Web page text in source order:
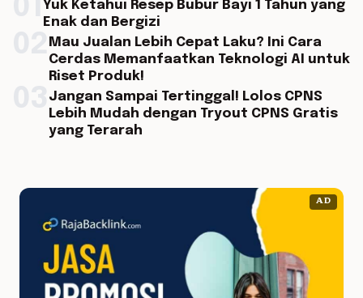
Yuk Ketahui Resep Bubur Bayi 1 Tahun yang
Enak dan Bergizi
Mau Jualan Lebih Cepat Laku? Ini Cara
Cerdas Memanfaatkan Teknologi AI untuk
Riset Produk!
Jangan Sampai Tertinggal! Lolos CPNS
Lebih Mudah dengan Tryout CPNS Gratis
yang Terarah
AD